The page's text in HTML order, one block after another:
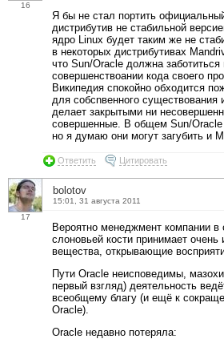
16
Я бы не стал портить
дистрибутив не стабильной
ядро Linux будет таким же не
в некоторых дистрибутивах
что Sun/Oracle должна заботиться
совершенствоании кода своего
Википедия спокойно обходится
для собcnвенного существования
делает закрытыми ни
совершенные. В общем Sun/Oracle
но я думаю они могут загубить и
Ответить Цитировать
17
bolotov
15:01, 31 августа 2011
Вероятно менеджмент компании в
слоновьей кости принимает очень
вещества, открывающие
Пути Oracle неисповедимы,
первый взгляд) деятельность
всеобщему благу (и ещё к
Oracle).
Oracle недавно потеряла: